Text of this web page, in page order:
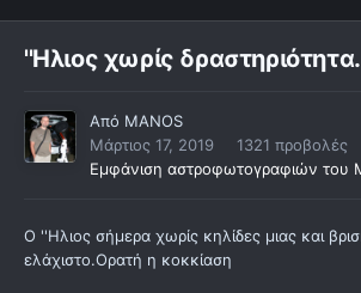
''Ηλιος χωρίς
Από MANOS
Μάρτιος 17, 2019
1321 προβολές
Εμφάνιση αστροφωτογραφιών του
O ''Ηλιος σήμερα χωρίς κηλίδες μιας και
ελάχιστο.Ορατή η κοκκίαση